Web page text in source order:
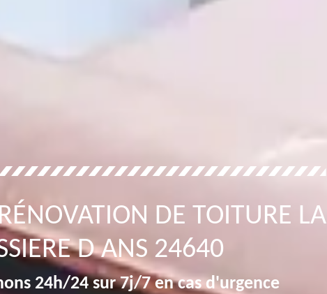
DE TOITURE LA
D ANS 24640
24h/24 sur 7j/7 en cas d'urgence